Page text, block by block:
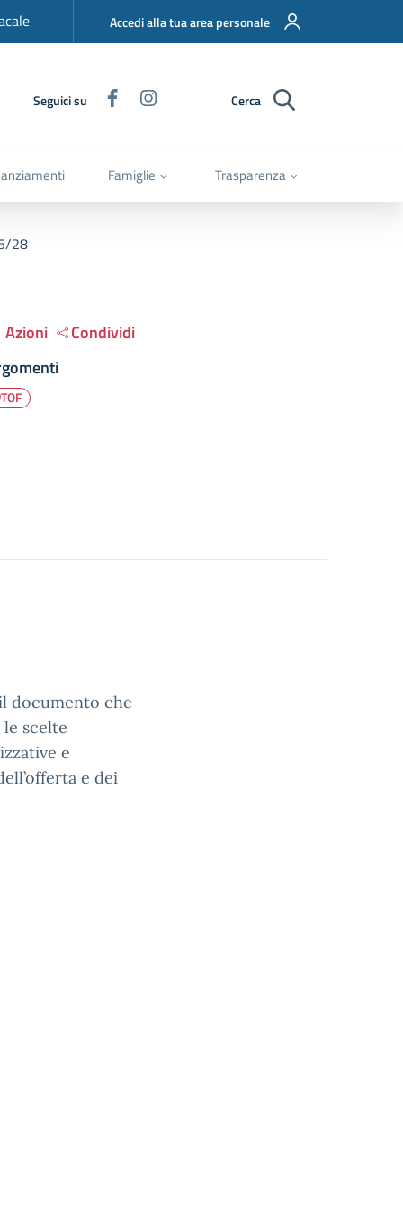
Accedi alla tua area personale
Seguici su Facebook Cerca
Famiglie Trasparenza
28
Azioni
Condividi
documento che
scelte
e
e dei